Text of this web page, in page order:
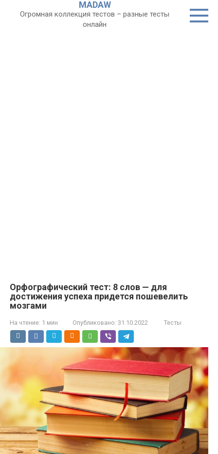
MADAW
Огромная коллекция тестов – разные тесты
онлайн
Орфографический тест: 8 слов — для
достижения успеха придется пошевелить
мозгами
На чтение: 1 мин Опубликовано: 31.10.2022 Тесты